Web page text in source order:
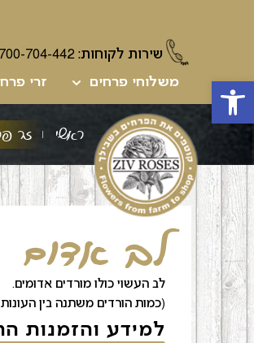
פתח סרגל נגישות
שירות לקוחות: 704-442
משלוחי פרחים זרי
ראשי זר
לב אדום
לב העשוי כולו מורדים אדומים.
(כמות הורדים משתנה בין העונות ,
למידע והזמנות